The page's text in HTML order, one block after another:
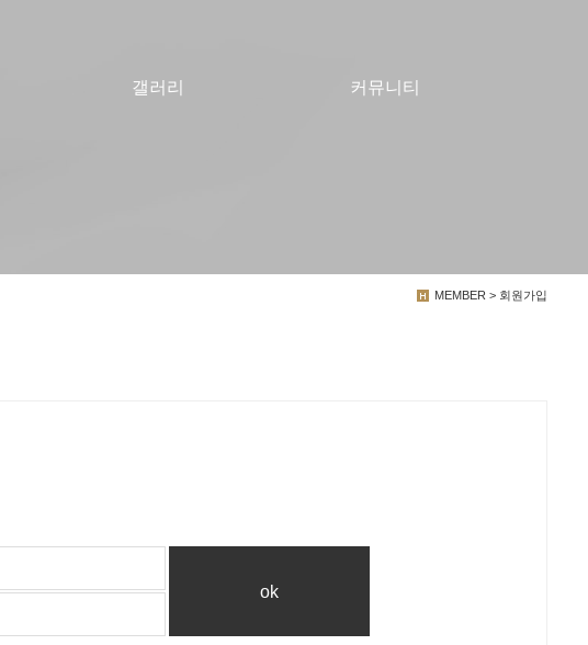
갤러리 커뮤니티
MEMBER > 회원가입